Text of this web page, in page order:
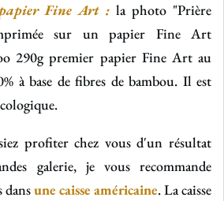
Fine Art : la photo "Prière
sur un papier Fine Art
290gpremier papier Fine Art au
à base de fibres de bambou. Il est
profiter chez vous d'un résultat
galerie, je vous recommande
dansune caisse américaine. La caisse